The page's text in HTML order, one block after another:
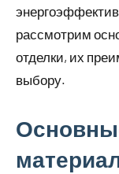
рассмотрим
отделки, их
выбору.